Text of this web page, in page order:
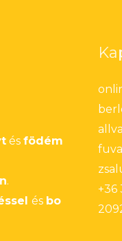
és födém
.
és bo
+36